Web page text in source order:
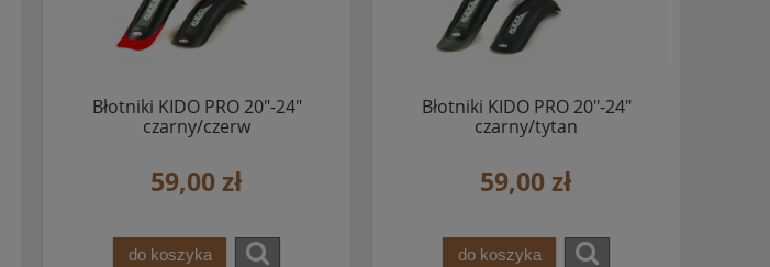
Błotniki KIDO PRO 20"-24"
czarny/czerw
59,00 zł
do koszyka
Błotniki KIDO PRO 20"-24"
czarny/tytan
59,00 zł
do koszyka